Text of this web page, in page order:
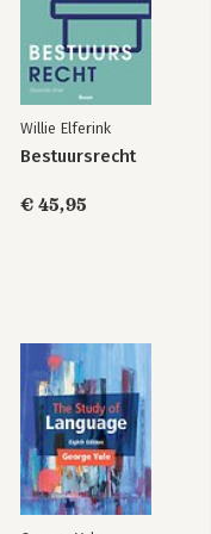
43
en verwerker
75
Willie Elferink
Bestuursrecht
€ 45,95